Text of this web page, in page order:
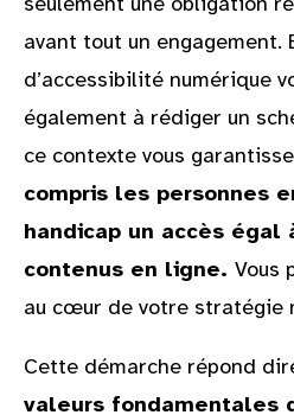
avant tout un engagement.
d’accessibilité numérique
également à rédiger un
ce contexte vous
compris les personnes
handicap un accès égal
contenus en ligne. Vous
au cœur de votre stratégie
Cette démarche répond
valeurs fondamentales